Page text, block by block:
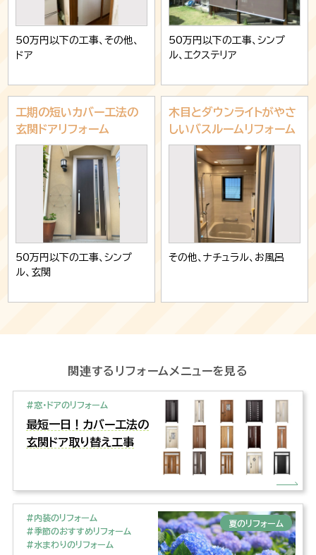
50万円以下の工事、その他、
ドア
50万円以下の工事、シンプ
ル、エクステリア
工期の短いカバー工法の
玄関ドアリフォーム
50万円以下の工事、シンプ
ル、玄関
木目とダウンライトがやさ
しいバスルームリフォーム
その他、ナチュラル、お風呂
関連するリフォームメニューを見る
#窓・ドアのリフォーム
最短一日！カバー工法の
玄関ドア取り替え工事
夏のリフォーム
#内装のリフォーム
#季節のおすすめリフォーム
#水まわりのリフォーム